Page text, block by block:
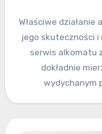
Właściwe
jego skuteczności i
serwis alkomatu
dokładnie
wydychanym